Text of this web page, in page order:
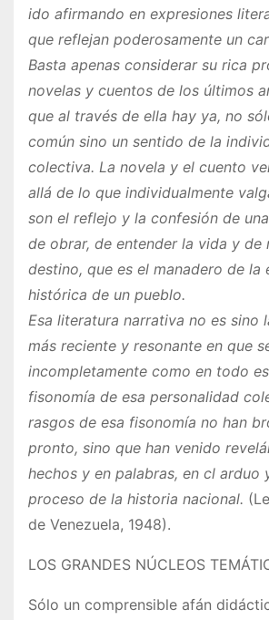
ido afirmando en expresiones
que reflejan poderosamente un
Basta apenas considerar su rica
novelas y cuentos de los últimos
que al través de ella hay ya, no
común sino un sentido de la
colectiva. La novela y el cuento
allá de lo que individualmente
son el reflejo y la confesión de
de obrar, de entender la vida y de
destino, que es el manadero de la
histórica de un pueblo.
Esa literatura narrativa no es sino
más reciente y resonante en que
incompletamente como en todo
fisonomía de esa personalidad
rasgos de esa fisonomía no han
pronto, sino que han venido
hechos y en palabras, en cl arduo
proceso de la historia nacional.
de Venezuela, 1948).
LOS GRANDES NÚCLEOS
Sólo un comprensible afán